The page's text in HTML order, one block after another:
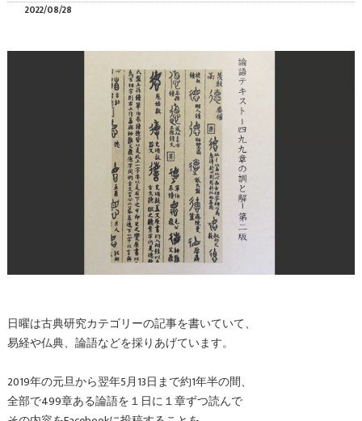
2022/08/28
日曜は古典研究カテゴリーの記事を書いていて、
易経や仏典、論語などを採りあげています。
2019年の元旦から翌年5月13日まで約1年半の間、
全部で499章ある論語を１日に１章ずつ読んで